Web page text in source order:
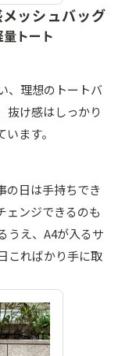
ッシュバッグ
トート
、理想のトートバ
抜け感はしっかり
ます。
の日は手持ちでき
ェンジできるのも
うえ、A4が入るサ
こればかり手に取